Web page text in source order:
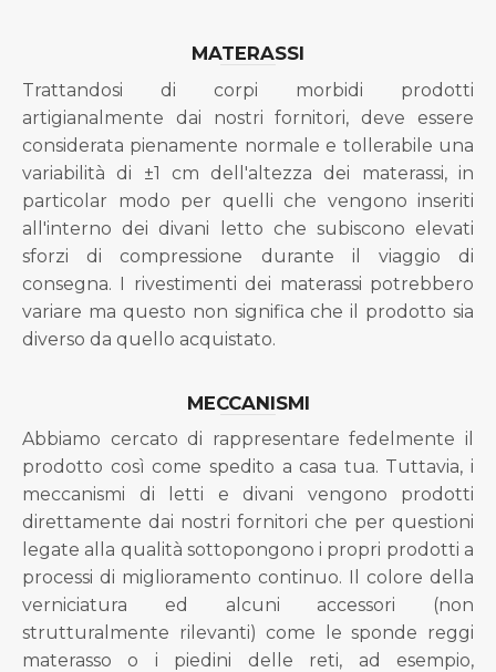
MATERASSI
Trattandosi di corpi morbidi prodotti
artigianalmente dai nostri fornitori, deve essere
considerata pienamente normale e tollerabile una
variabilità di ±1 cm dell'altezza dei materassi, in
particolar modo per quelli che vengono inseriti
all'interno dei divani letto che subiscono elevati
sforzi di compressione durante il viaggio di
consegna. I rivestimenti dei materassi potrebbero
variare ma questo non significa che il prodotto sia
diverso da quello acquistato.
MECCANISMI
Abbiamo cercato di rappresentare fedelmente il
prodotto così come spedito a casa tua. Tuttavia, i
meccanismi di letti e divani vengono prodotti
direttamente dai nostri fornitori che per questioni
legate alla qualità sottopongono i propri prodotti a
processi di miglioramento continuo. Il colore della
verniciatura ed alcuni accessori (non
strutturalmente rilevanti) come le sponde reggi
materasso o i piedini delle reti, ad esempio,